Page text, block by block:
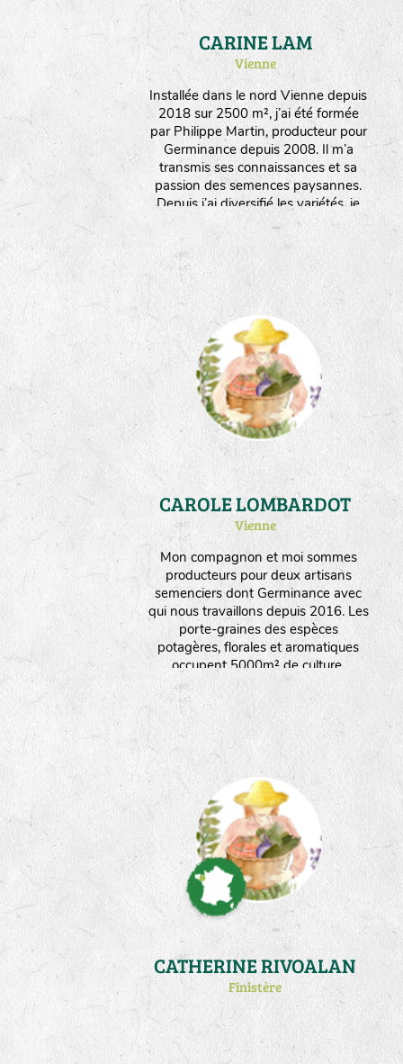
Installée dans le nord Vienne depuis
2018 sur 2500 m², j’ai été formée
par Philippe Martin, producteur pour
Germinance depuis 2008. Il m’a
transmis ses connaissances et sa
passion des semences paysannes.
Depuis j’ai diversifié les variétés, je
multiplie des plantes potagères, des
aromatiques et médicinales, des
fleurs. Je travaille manuellement et
interviens le moins possible sur les
plantes pour favoriser leur rusticité et
leur adaptation. Je produits
également des plants issus de ces
semences. J’aime l’infinie poésie par
laquelle la nature se réinvente à
travers les graines !
CARINE LAM
Vienne
Mon compagnon et moi sommes
producteurs pour deux artisans
semenciers dont Germinance avec
qui nous travaillons depuis 2016. Les
porte-graines des espèces
potagères, florales et aromatiques
occupent 5000m² de culture.
Instalée en plaine céréalière
valonnée et semi boisée, la ferme
produit aussi des céréales et du
fourrage. Nous orientons nos choix
vers un maximum d'espèces
produites en culture sèche.
CAROLE LOMBARDOT
Vienne
CATHERINE RIVOALAN
Finistère